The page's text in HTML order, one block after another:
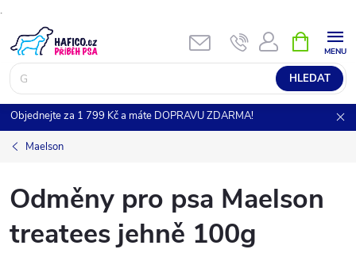
.
na
obsah
HLEDAT
NÁKUPNÍ
KOŠÍK
Objednejte za 1 799 Kč a máte DOPRAVU ZDARMA!
Maelson
Odměny pro psa Maelson
treatees jehně 100g